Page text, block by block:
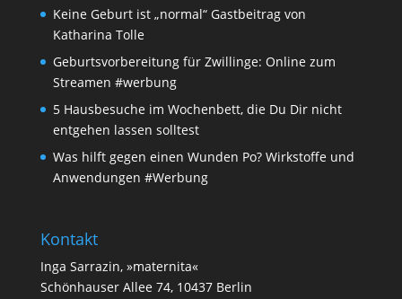
Keine Geburt ist „normal“ Gastbeitrag von
Katharina Tolle
Geburtsvorbereitung für Zwillinge: Online zum
Streamen #werbung
5 Hausbesuche im Wochenbett, die Du Dir nicht
entgehen lassen solltest
Was hilft gegen einen Wunden Po? Wirkstoffe und
Anwendungen #Werbung
Kontakt
Inga Sarrazin, »maternita«
Schönhauser Allee 74, 10437 Berlin